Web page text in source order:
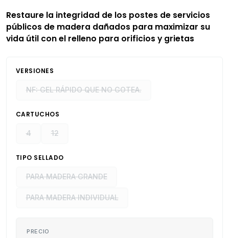
Restaure la integridad de los postes de servicios
públicos de madera dañados para maximizar su
vida útil con el relleno para orificios y grietas
VERSIONES
NF: GEL RÁPIDO QUE NO GOTEA.
CARTUCHOS
4 12
TIPO SELLADO
PARA MADERA GRANDE
PARA MADERA INDIVIDUAL
PRECIO